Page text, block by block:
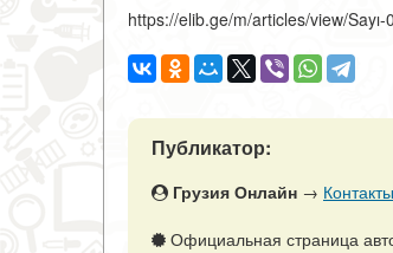
https://elib.ge/m/articles/view/
Публикатор:
Грузия Онлайн →
Официальная страница